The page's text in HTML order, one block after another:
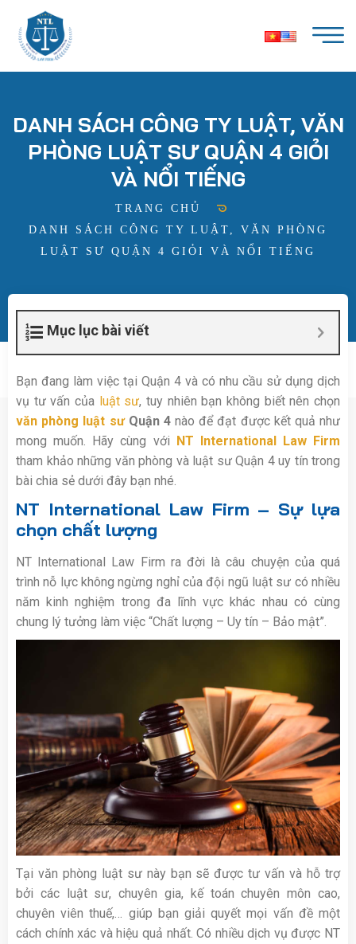
DANH SÁCH CÔNG TY LUẬT, VĂN
PHÒNG LUẬT SƯ QUẬN 4 GIỎI
VÀ NỔI TIẾNG
TRANG CHỦ
DANH SÁCH CÔNG TY LUẬT, VĂN PHÒNG
LUẬT SƯ QUẬN 4 GIỎI VÀ NỔI TIẾNG
Mục lục bài viết
Bạn đang làm việc tại Quận 4 và có nhu cầu sử dụng dịch
vụ tư vấn của luật sư, tuy nhiên bạn không biết nên chọn
văn phòng luật sưQuận 4nào để đạt được kết quả như
mong muốn. Hãy cùng với NT International Law Firm
tham khảo những văn phòng và luật sư Quận 4 uy tín trong
bài chia sẻ dưới đây bạn nhé.
NT International Law Firm – Sự lựa
chọn chất lượng
NT International Law Firm ra đời là câu chuyện của quá
trình nỗ lực không ngừng nghỉ của đội ngũ luật sư có nhiều
năm kinh nghiệm trong đa lĩnh vực khác nhau có cùng
chung lý tưởng làm việc “Chất lượng – Uy tín – Bảo mật”.
Tại văn phòng luật sư này bạn sẽ được tư vấn và hỗ trợ
bởi các luật sư, chuyên gia, kế toán chuyên môn cao,
chuyên viên thuế,… giúp bạn giải quyết mọi vấn đề một
cách chính xác và hiệu quả nhất. Có nhiều dịch vụ được NT